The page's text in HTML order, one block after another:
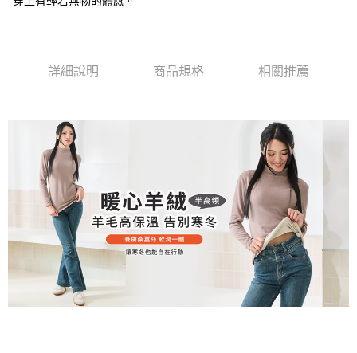
由本公司與您本人進行分期帳單所需資料之確認、核對及更正。
客戶支援中心」https://netprotections.freshdesk.com/support/home
易，需依本服務之必要範圍內提供個人資料，並將交易相關給付款項請求債
權轉讓予恩沛科技股份有限公司。
３．未成年的使用者請事先徵得法定代理人或監護人之同意方可使用
「AFTEE先享後付」，若未經同意申辦者引起之損失，本公司不負相關責
４．使用「AFTEE先享後付」時，將依據個別帳號之用戶狀況，依本公司即
時審查核予不同之上限額度；若仍有額度不足之情形，本公司將視審查結果
請求用戶進行身份認證。
５．嚴禁一人註冊多個帳號或使用他人資訊註冊。若發現惡意使用之情形，
恩沛科技股份有限公司將有權停止該用戶之使用額度並採取法律行動。
萊爾富取貨付款
每筆NT$80，滿NT$799(含以上)免運費
每筆NT$80，滿NT$799(含以上)免運費
付款後7-11取貨
每筆NT$80，滿NT$799(含以上)免運費
7-11取貨(快速到店)
每筆NT$90
宅配/離島不配送
每筆NT$80，滿NT$890(含以上)免運費
詳細說明 商品規格 相關推薦